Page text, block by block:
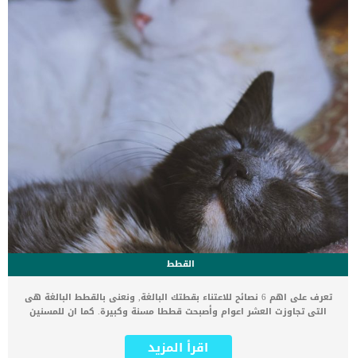
القطط
تعرف على اهم 6 نصائح للاعتناء بقطتك البالغة, ونعنى بالقطط البالغة هى
التى تجاوزت العشر اعوام وأصبحت قططا مسنة وكبيرة. كما ان للمسنين
والمراهقين, كذلك الحال عند القطط. اذا كنت تمتلك قطتك منذ سنوات,
واصبحت كبيرة فعليك ان تعرف اهم 6 نصائح للاعتناء بقطتك البالغة. تعرفاقرأ المزيد